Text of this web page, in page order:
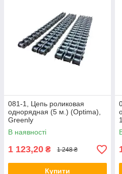
081-1, Цепь роликовая
однорядная (5 м.) (Optima),
Greenly
В наявності
1 123,20 ₴ 1 248 ₴
Купити